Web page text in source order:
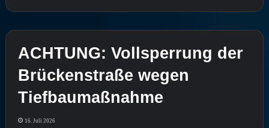
ACHTUNG: Vollsperrung der
Brückenstraße wegen
Tiefbaumaßnahme
16. Juli 2026